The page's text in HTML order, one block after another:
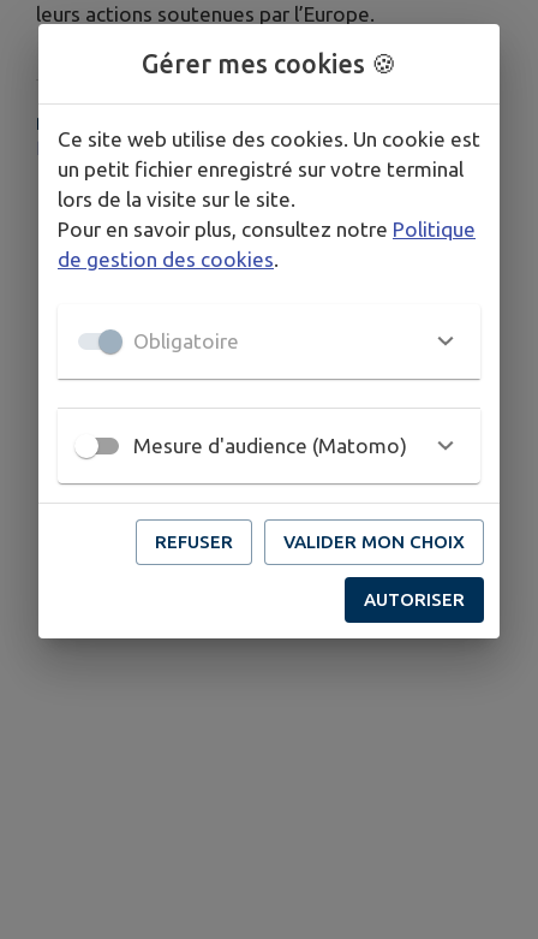
leurs actions soutenues par l’Europe.
PLUS D'INFORMATIONS
Gérer mes cookies 🍪
Ce site web utilise des cookies. Un cookie est
un petit fichier enregistré sur votre terminal
lors de la visite sur le site.
Pour en savoir plus, consultez notre Politique
de gestion des cookies
Obligatoire
Mesure d'audience (Matomo)
REFUSER VALIDER MON CHOIX
AUTORISER